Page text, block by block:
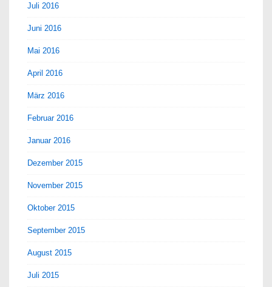
Juli 2016
Juni 2016
Mai 2016
April 2016
März 2016
Februar 2016
Januar 2016
Dezember 2015
November 2015
Oktober 2015
September 2015
August 2015
Juli 2015